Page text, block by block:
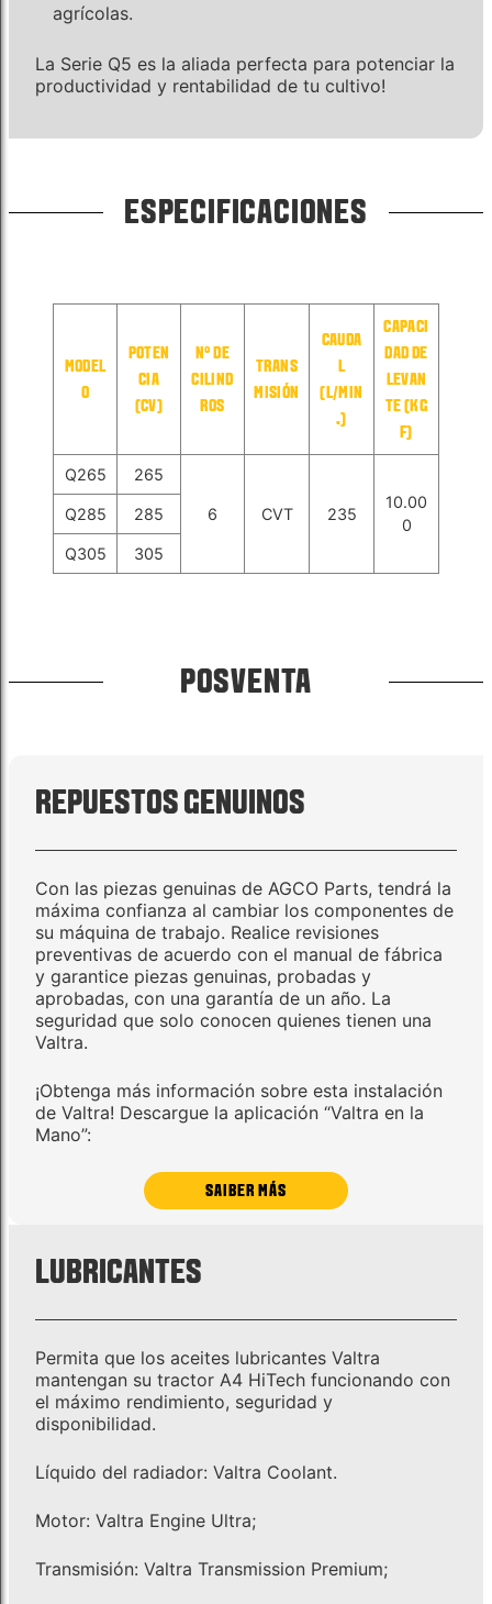
agrícolas.
La Serie Q5 es la aliada perfecta para potenciar la
productividad y rentabilidad de tu cultivo!
ESPECIFICACIONES
MODEL
O
POTEN
CIA
(CV)
N° DE
CILIND
ROS
TRANS
MISIÓN
CAUDA
L
(L/MIN
.)
CAPACI
DAD DE
LEVAN
TE (KG
F)
Q265 265
6 CVT 235
10.00
0
Q285 285
Q305 305
POSVENTA
REPUESTOS GENUINOS
Con las piezas genuinas de AGCO Parts, tendrá la
máxima confianza al cambiar los componentes de
su máquina de trabajo. Realice revisiones
preventivas de acuerdo con el manual de fábrica
y garantice piezas genuinas, probadas y
aprobadas, con una garantía de un año. La
seguridad que solo conocen quienes tienen una
Valtra.
¡Obtenga más información sobre esta instalación
de Valtra! Descargue la aplicación “Valtra en la
Mano”:
SAIBER MÁS
LUBRICANTES
Permita que los aceites lubricantes Valtra
mantengan su tractor A4 HiTech funcionando con
el máximo rendimiento, seguridad y
disponibilidad.
Líquido del radiador: Valtra Coolant.
Motor: Valtra Engine Ultra;
Transmisión: Valtra Transmission Premium;